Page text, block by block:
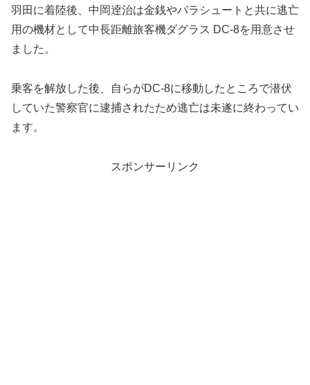
羽田に着陸後、中岡逹治は金銭やパラシュートと共に逃亡
用の機材として中長距離旅客機ダグラス DC-8を用意させ
ました。
乗客を解放した後、自らがDC-8に移動したところで潜伏
していた警察官に逮捕されたため逃亡は未遂に終わってい
ます。
スポンサーリンク